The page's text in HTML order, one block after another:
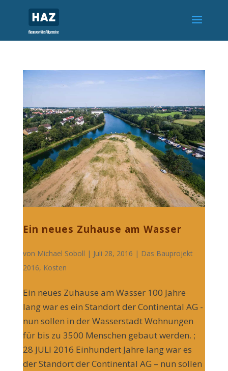
Ein neues Zuhause am Wasser
von Michael Soboll | Juli 28, 2016 | Das Bauprojekt
2016, Kosten
Ein neues Zuhause am Wasser 100 Jahre
lang war es ein Standort der Continental AG -
nun sollen in der Wasserstadt Wohnungen
für bis zu 3500 Menschen gebaut werden. ;
28 JULI 2016 Einhundert Jahre lang war es
der Standort der Continental AG – nun sollen